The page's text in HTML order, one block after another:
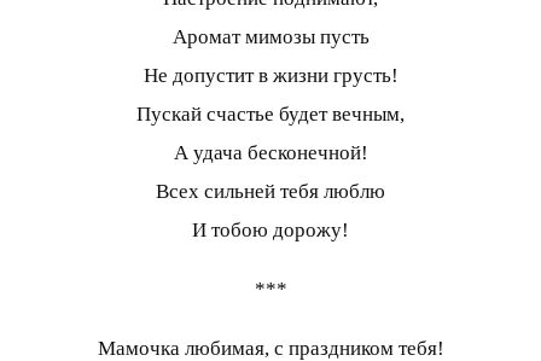
Аромат мимозы пусть
Не допустит в жизни грусть!
Пускай счастье будет вечным,
А удача бесконечной!
Всех сильней тебя люблю
И тобою дорожу!
***
Мамочка любимая, с праздником тебя!